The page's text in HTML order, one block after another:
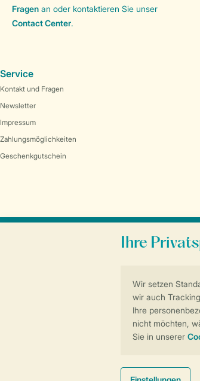
Sicher und schnell zur Online-Buchung
Fragen an oder kontaktieren Sie unser
Contact Center.
Service
Kontakt und Fragen
Newsletter
Impressum
Zahlungsmöglichkeiten
Geschenkgutschein